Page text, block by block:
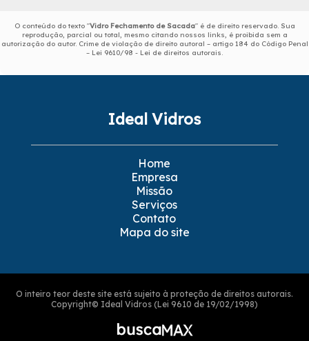
O conteúdo do texto "Vidro Fechamento de Sacada" é de direito reservado. Sua
reprodução, parcial ou total, mesmo citando nossos links, é proibida sem a
autorização do autor. Crime de violação de direito autoral – artigo 184 do Código Penal
– Lei 9610/98 - Lei de direitos autorais.
Ideal Vidros
Home
Empresa
Missão
Serviços
Contato
Mapa do site
O inteiro teor deste site está sujeito à proteção de direitos autorais.
Copyright© Ideal Vidros (Lei 9610 de 19/02/1998)